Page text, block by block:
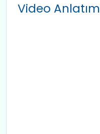
Video Anlatım